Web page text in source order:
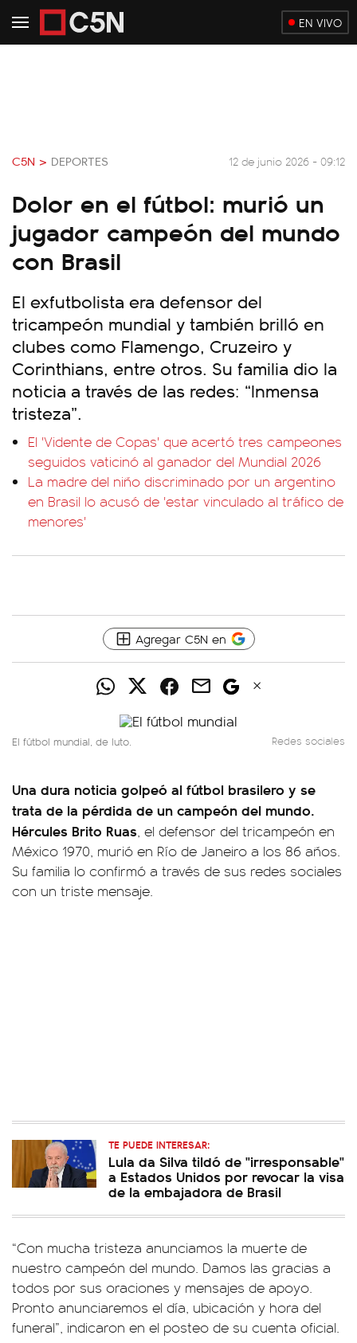
EN VIVO
C5N > DEPORTES 12 de junio 2026 - 09:12
Dolor en el fútbol: murió un
jugador campeón del mundo
con Brasil
El exfutbolista era defensor del
tricampeón mundial y también brilló en
clubes como Flamengo, Cruzeiro y
Corinthians, entre otros. Su familia dio la
noticia a través de las redes: “Inmensa
tristeza”.
El 'Vidente de Copas' que acertó tres campeones
seguidos vaticinó al ganador del Mundial 2026
La madre del niño discriminado por un argentino
en Brasil lo acusó de 'estar vinculado al tráfico de
menores'
Agregar C5N en
El fútbol mundial, de luto. Redes sociales
Una dura noticia golpeó al fútbol brasilero y se
trata de la pérdida de un campeón del mundo.
Hércules Brito Ruas, el defensor del tricampeón en
México 1970, murió en Río de Janeiro a los 86 años.
Su familia lo confirmó a través de sus redes sociales
con un triste mensaje.
TE PUEDE INTERESAR:
Lula da Silva tildó de "irresponsable"
a Estados Unidos por revocar la visa
de la embajadora de Brasil
“Con mucha tristeza anunciamos la muerte de
nuestro campeón del mundo. Damos las gracias a
todos por sus oraciones y mensajes de apoyo.
Pronto anunciaremos el día, ubicación y hora del
funeral”, indicaron en el posteo de su cuenta oficial.